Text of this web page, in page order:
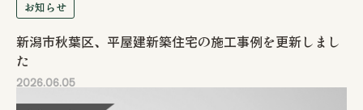
お知らせ
新潟市秋葉区、平屋建新築住宅の施工事例を更新しまし
た
2026.06.05